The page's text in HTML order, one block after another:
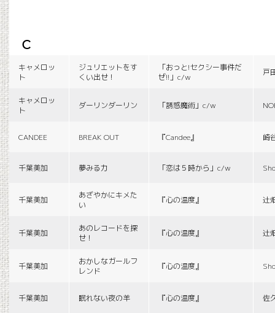
c
キャメロッ
ト
ジュリエットをす
くい出せ！
「おっと!セクシー事件だ
ぜ!!」c/w
戸
キャメロッ
ト
ダーリンダーリン 「誘惑魔術」c/w
CANDEE BREAK OUT 『Candee』 崎
千葉美加 夢みる力 「恋は５時から」c/w
千葉美加
あざやかにキメた
い
『心の温度』 辻
千葉美加
あのレコードを探
せ！
『心の温度』 辻
千葉美加
おかしなガールフ
レンド
『心の温度』
千葉美加 眠れない夜の羊 『心の温度』 佐